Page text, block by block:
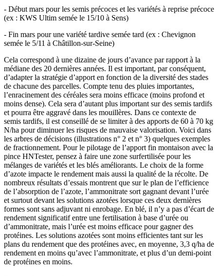
- Début mars pour les semis précoces et les variétés à reprise précoce
(ex : KWS Ultim semée le 15/10 à Sens)
- Fin mars pour une variété tardive semée tard (ex : Chevignon
semée le 5/11 à Châtillon-sur-Seine)
Cela correspond à une dizaine de jours d’avance par rapport à la
médiane des 20 dernières années. Il est important, par conséquent,
d’adapter la stratégie d’apport en fonction de la diversité des stades
de chacune des parcelles. Compte tenu des pluies importantes,
l’enracinement des céréales sera moins efficace (moins profond et
moins dense). Cela sera d’autant plus important sur des semis tardifs
et pourra être aggravé dans les mouillères. Dans ce contexte de
semis tardifs, il est conseillé de se limiter à des apports de 60 à 70 kg
N/ha pour diminuer les risques de mauvaise valorisation. Voici dans
les arbres de décisions (illustrations n° 2 et n° 3) quelques exemples
de fractionnement. Pour le pilotage de l’apport fin montaison avec la
pince HNTester, pensez à faire une zone surfertilisée pour les
mélanges de variétés et les blés améliorants. Le choix de la forme
d’azote impacte le rendement mais aussi la qualité de la récolte. De
nombreux résultats d’essais montrent que sur le plan de l’efficience
de l’absorption de l’azote, l’ammonitrate sort gagnant devant l’urée
et surtout devant les solutions azotées lorsque ces deux dernières
formes sont sans adjuvant ni enrobage. En blé, il n’y a pas d’écart de
rendement significatif entre une fertilisation à base d’urée ou
d’ammonitrate, mais l’urée est moins efficace pour gagner des
protéines. Les solutions azotées sont moins efficientes tant sur les
plans du rendement que des protéines avec, en moyenne, 3,3 q/ha de
rendement en moins qu’avec l’ammonitrate, et plus d’un demi-point
de protéines en moins.